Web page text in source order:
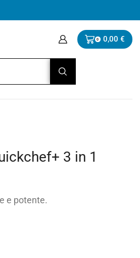
0 0,00 €
3 in 1
e potente.